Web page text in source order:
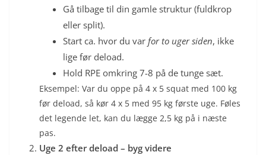
Gå tilbage til din gamle struktur (fuldkrop
eller split).
Start ca. hvor du var for to uger siden, ikke
lige før deload.
Hold RPE omkring 7-8 på de tunge sæt.
Eksempel: Var du oppe på 4 x 5 squat med 100 kg
før deload, så kør 4 x 5 med 95 kg første uge. Føles
det legende let, kan du lægge 2,5 kg på i næste
pas.
Uge 2 efter deload – byg videre